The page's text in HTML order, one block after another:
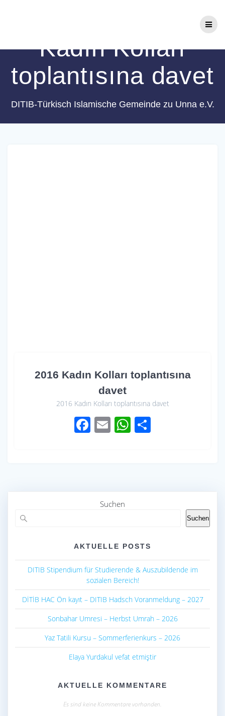
2016
Kadın Kolları
toplantısına davet
DITIB-Türkisch Islamische Gemeinde zu Unna e.V.
2016 Kadın Kolları toplantısına
davet
2016 Kadın Kolları toplantısına davet
F
o
E W
Suchen
Suchen
AKTUELLE POSTS
DITIB Stipendium für Studierende & Auszubildende im
sozialen Bereich!
DİTİB HAC Ön kayıt – DITIB Hadsch Voranmeldung – 2027
Sonbahar Umresi – Herbst Umrah – 2026
Yaz Tatili Kursu – Sommerferienkurs – 2026
Elaya Yurdakul vefat etmiştir
AKTUELLE KOMMENTARE
Es sind keine Kommentare vorhanden.